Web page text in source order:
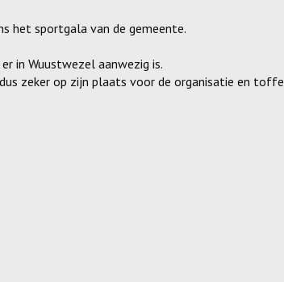
het sportgala van de gemeente.
in Wuustwezel aanwezig is.
zeker op zijn plaats voor de organisatie en toffe